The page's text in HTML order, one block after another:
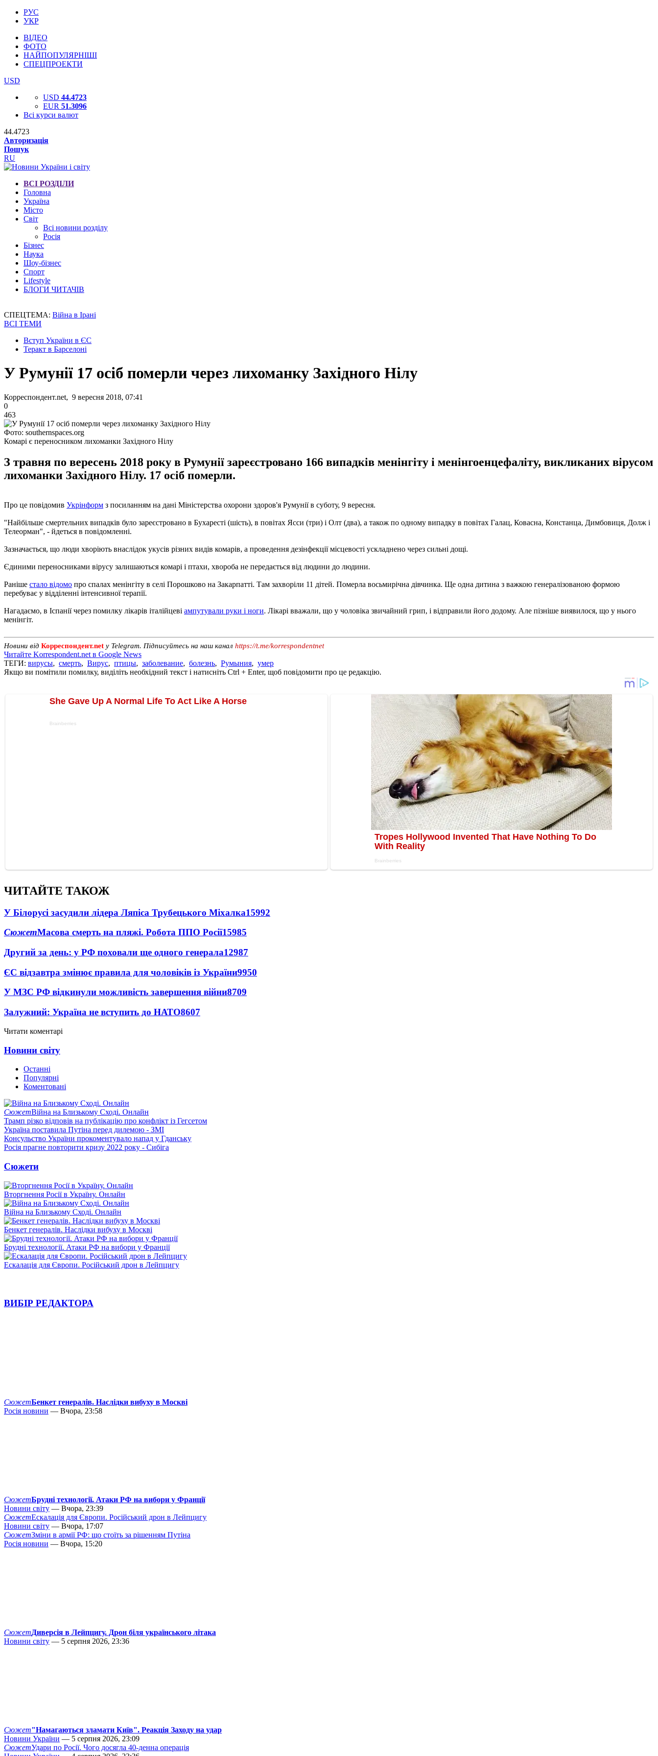
РУС
УКР
ВІДЕО
ФОТО
НАЙПОПУЛЯРНІШІ
СПЕЦПРОЕКТИ
USD
USD 44.4723
EUR 51.3096
Всі курси валют
44.4723
Авторизація
Пошук
RU
ВСІ РОЗДІЛИ
Головна
Україна
Місто
Світ
Всі новини розділу
Росія
Бізнес
Наука
Шоу-бізнес
Спорт
Lifestyle
БЛОГИ ЧИТАЧІВ
СПЕЦТЕМА: Війна в Ірані
ВСІ ТЕМИ
Вступ України в ЄС
Теракт в Барселоні
У Румунії 17 осіб померли через лихоманку Західного Нілу
Корреспондент.net, 9 вересня 2018, 07:41
0
463
Фото: southernspaces.org
Комарі є переносником лихоманки Західного Нілу
З травня по вересень 2018 року в Румунії зареєстровано 166 випадків менінгіту і менінгоенцефаліту, викликаних вірусом
лихоманки Західного Нілу. 17 осіб померли.
Про це повідомив Укрінформ з посиланням на дані Міністерства охорони здоров'я Румунії в суботу, 9 вересня.
"Найбільше смертельних випадків було зареєстровано в Бухаресті (шість), в повітах Ясси (три) і Олт (два), а також по одному випадку в повітах Галац, Ковасна, Констанца, Димбовиця, Долж і
Телеорман", - йдеться в повідомленні.
Зазначається, що люди хворіють внаслідок укусів різних видів комарів, а проведення дезінфекції місцевості ускладнено через сильні дощі.
Єдиними переносниками вірусу залишаються комарі і птахи, хвороба не передається від людини до людини.
Раніше стало відомо про спалах менінгіту в селі Порошково на Закарпатті. Там захворіли 11 дітей. Померла восьмирічна дівчинка. Ще одна дитина з важкою генералізованою формою
перебуває у відділенні інтенсивної терапії.
Нагадаємо, в Іспанії через помилку лікарів італійцеві ампутували руки і ноги. Лікарі вважали, що у чоловіка звичайний грип, і відправили його додому. Але пізніше виявилося, що у нього
менінгіт.
Новини від Корреспондент.net у Telegram. Підписуйтесь на наш канал https://t.me/korrespondentnet
Читайте Korrespondent.net в Google News
ТЕГИ: вирусы, смерть, Вирус, птицы, заболевание, болезнь, Румыния, умер
Якщо ви помітили помилку, виділіть необхідний текст і натисніть Ctrl + Enter, щоб повідомити про це редакцію.
ЧИТАЙТЕ ТАКОЖ
У Білорусі засудили лідера Ляпіса Трубецького Міхалка15992
СюжетМасова смерть на пляжі. Робота ППО Росії15985
Другий за день: у РФ поховали ще одного генерала12987
ЄС відзавтра змінює правила для чоловіків із України9950
У МЗС РФ відкинули можливість завершення війни8709
Залужний: Україна не вступить до НАТО8607
Читати коментарі
Новини світу
Останні
Популярні
Коментовані
СюжетВійна на Близькому Сході. Онлайн
Трамп різко відповів на публікацію про конфлікт із Гегсетом
Україна поставила Путіна перед дилемою - ЗМІ
Консульство України прокоментувало напад у Гданську
Росія прагне повторити кризу 2022 року - Сибіга
Сюжети
Вторгнення Росії в Україну. Онлайн
Війна на Близькому Сході. Онлайн
Бенкет генералів. Наслідки вибуху в Москві
Брудні технології. Атаки РФ на вибори у Франції
Ескалація для Європи. Російський дрон в Лейпцигу
ВИБІР РЕДАКТОРА
СюжетБенкет генералів. Наслідки вибуху в Москві
Росія новини — Вчора, 23:58
СюжетБрудні технології. Атаки РФ на вибори у Франції
Новини світу — Вчора, 23:39
СюжетЕскалація для Європи. Російський дрон в Лейпцигу
Новини світу — Вчора, 17:07
СюжетЗміни в армії РФ: що стоїть за рішенням Путіна
Росія новини — Вчора, 15:20
СюжетДиверсія в Лейпцигу. Дрон біля українського літака
Новини світу — 5 серпня 2026, 23:36
Сюжет"Намагаються зламати Київ". Реакція Заходу на удар
Новини України — 5 серпня 2026, 23:09
СюжетУдари по Росії. Чого досягла 40-денна операція